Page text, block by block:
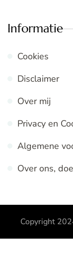
Informatie
Cookies
Disclaimer
Over mij
Privacy en
Algemene
Over ons,
Copyright